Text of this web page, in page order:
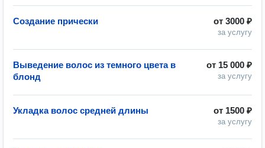
от 3000 ₽
за услугу
Создание прически
от 15 000 ₽
за услугу
Выведение волос из темного цвета в
блонд
от 1500 ₽
за услугу
Укладка волос средней длины